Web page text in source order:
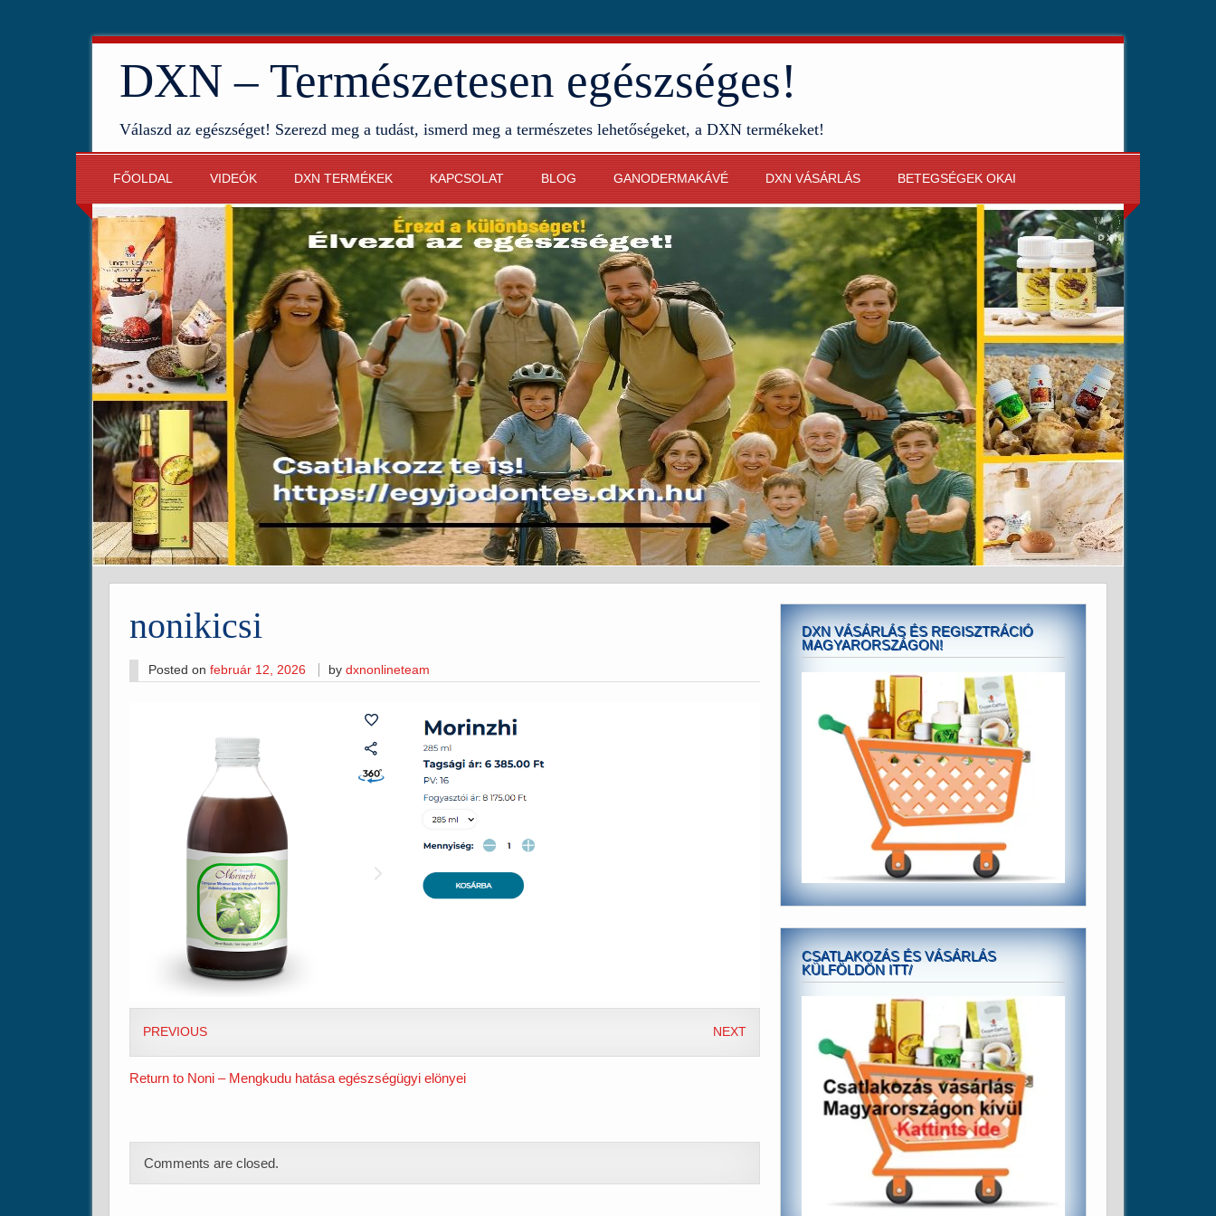
DXN – Természetesen egészséges!
Válaszd az egészséget! Szerezd meg a tudást, ismerd meg a természetes lehetőségeket, a DXN termékeket!
FŐOLDAL VIDEÓK DXN TERMÉKEK KAPCSOLAT BLOG GANODERMAKÁVÉ DXN VÁSÁRLÁS BETEGSÉGEK OKAI
nonikicsi
Posted on február 12, 2026 bydxnonlineteam
PREVIOUS NEXT
Return to Noni – Mengkudu hatása egészségügyi elönyei
Comments are closed.
DXN VÁSÁRLÁS ÉS REGISZTRÁCIÓ
MAGYARORSZÁGON!
CSATLAKOZÁS ÉS VÁSÁRLÁS
KÜLFÖLDÖN ITT/